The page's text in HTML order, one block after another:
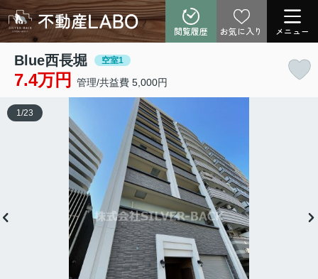
閲覧履歴 お気に入り メニュー
Blue西長堀 空室1
7.4万円 管理/共益費 5,000円
1 /23